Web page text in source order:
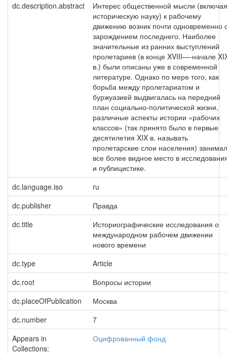
dc.description.abstract
Интерес общественной мысли (включая
историческую науку) к рабочему
движению возник почти одновременно
зарождением последнего. Наиболее
значительные из ранних выступлений
пролетариев (в конце XVIII—-начале
в.) были описаны уже в современной
литературе. Однако по мере того, как
борьба между пролетариатом и
буржуазией выдвигалась на передний
план социально-политической жизни,
различные аспекты истории «рабочих
классов» (так принято было в первые
десятилетия XIX в. называть
пролетарские слои населения)
все более видное место в
и публицистике.
dc.language.iso
ru
dc.publisher
Правда
dc.title
Историографические исследования о
международном рабочем движении
нового времени
dc.type
Article
dc.root
Вопросы истории
dc.placeOfPublication
Москва
dc.number
7
Appears in
Collections:
Оцифрованный фонд